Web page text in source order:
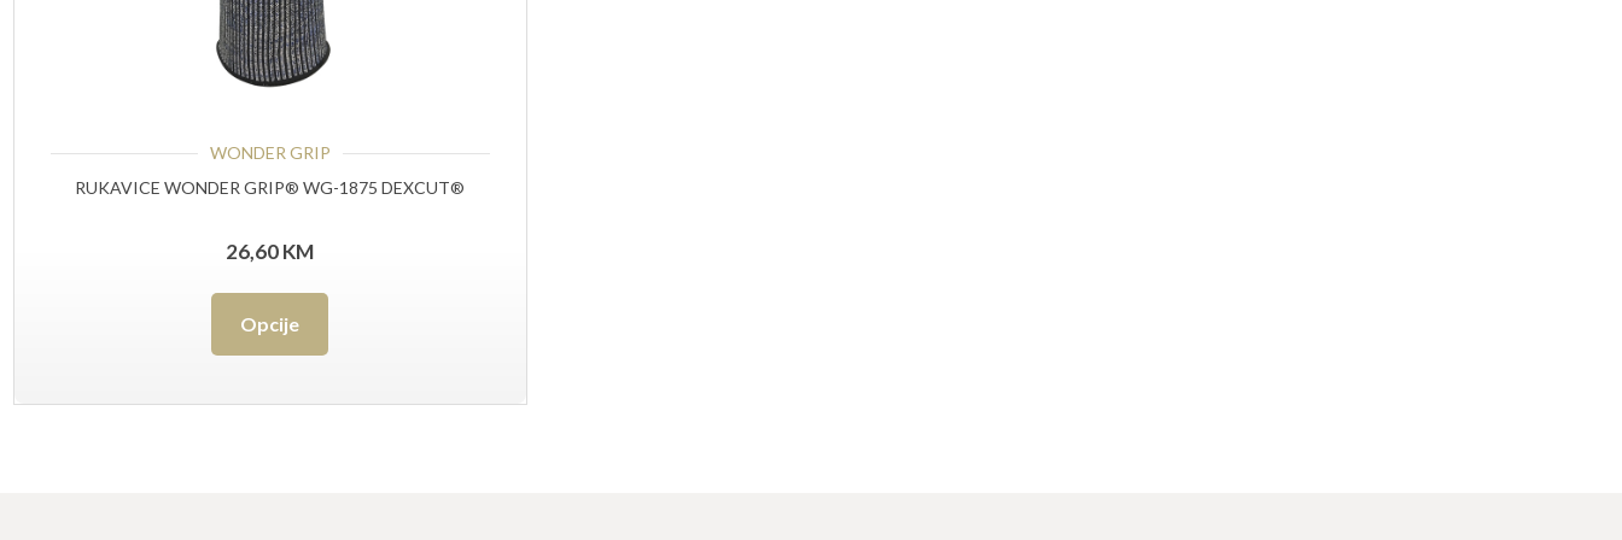
WONDER GRIP
RUKAVICE WONDER GRIP® WG-1875 DEXCUT®
26,60KM
Opcije
proizvod